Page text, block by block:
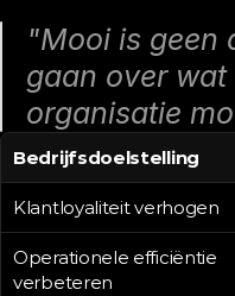
"Mooi is geen
gaan over
organisatie
Bedrijfsdoelstelling
Klantloyaliteit verhogen
Operationele efficiëntie
verbeteren